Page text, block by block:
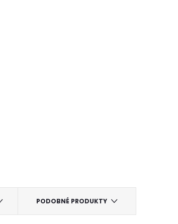
PODOBNÉ PRODUKTY